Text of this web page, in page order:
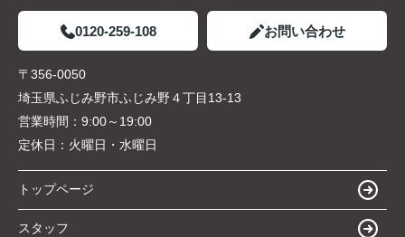
0120-259-108 お問い合わせ
〒356-0050
埼玉県ふじみ野市ふじみ野４丁目13-13
営業時間： 9:00～19:00
定休日： 火曜日・水曜日
トップページ
スタッフ